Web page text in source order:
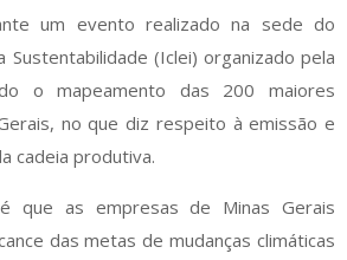
um evento realizado na sede do
Sustentabilidade (Iclei) organizado pela
o mapeamento das 200 maiores
no que diz respeito à emissão e
cadeia produtiva.
que as empresas de Minas Gerais
das metas de mudanças climáticas